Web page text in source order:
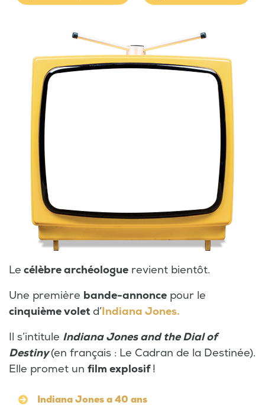
Le célèbre archéologue revient bientôt.
Une première bande-annonce pour le
cinquième voletd’Indiana Jones.
Il s’intitule Indiana Jones and the Dial of
Destiny(en français : Le Cadran de la Destinée).
Elle promet un film explosif!
Indiana Jones a 40 ans